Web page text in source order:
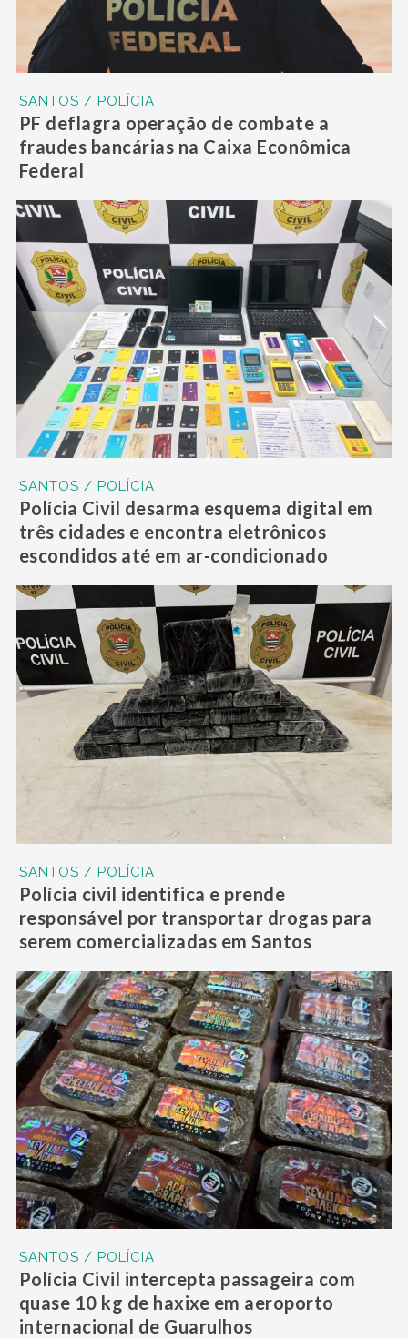
SANTOS / POLÍCIA
PF deflagra operação de combate a
fraudes bancárias na Caixa Econômica
Federal
SANTOS / POLÍCIA
Polícia Civil desarma esquema digital em
três cidades e encontra eletrônicos
escondidos até em ar-condicionado
SANTOS / POLÍCIA
Polícia civil identifica e prende
responsável por transportar drogas para
serem comercializadas em Santos
SANTOS / POLÍCIA
Polícia Civil intercepta passageira com
quase 10 kg de haxixe em aeroporto
internacional de Guarulhos